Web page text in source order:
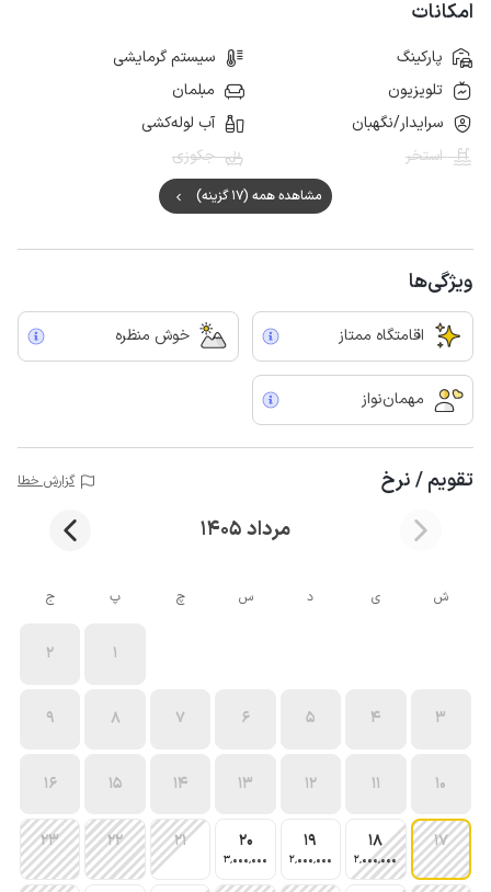
امکانات
پارکینگ
سیستم گرمایشی
تلویزیون
مبلمان
سرایدار/نگهبان
آب لوله‌کشی
استخر
جکوزی
مشاهده همه (17 گزینه)
ویژگی‌ها
اقامتگاه ممتاز خوش منظره
مهمان‌نواز
تقویم / نرخ گزارش خطا
مرداد 1405
ش ی د س چ پ ج
1
2
3
4
5
6
7
8
9
10
11
12
13
14
15
16
17
18
2٬000٬000
19
2٬000٬000
20
3٬000٬000
21
22
23